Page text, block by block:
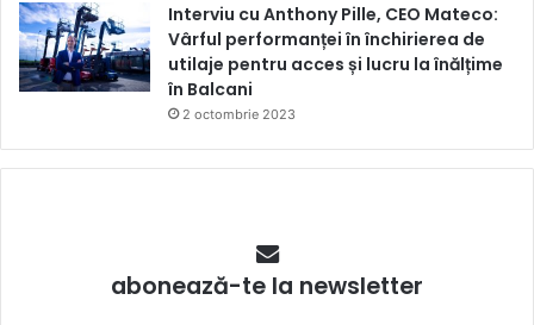
Interviu cu Anthony Pille, CEO Mateco:
Vârful performanței în închirierea de
utilaje pentru acces și lucru la înălțime
în Balcani
2 octombrie 2023
abonează-te la newsletter